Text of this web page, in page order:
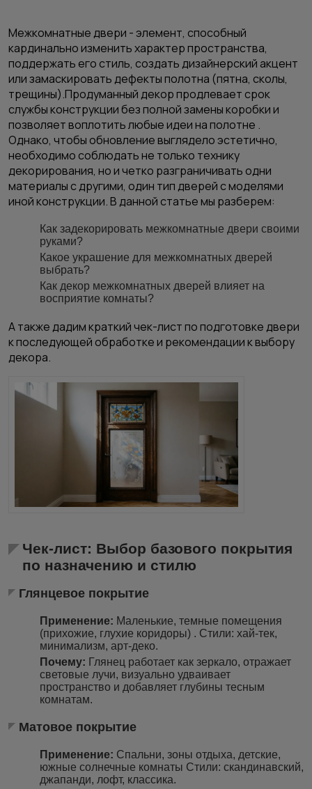
Межкомнатные двери - элемент, способный
кардинально изменить характер пространства,
поддержать его стиль, создать дизайнерский акцент
или замаскировать дефекты полотна (пятна, сколы,
трещины).Продуманный декор продлевает срок
службы конструкции без полной замены коробки и
позволяет воплотить любые идеи на полотне .
Однако, чтобы обновление выглядело эстетично,
необходимо соблюдать не только технику
декорирования, но и четко разграничивать одни
материалы с другими, один тип дверей с моделями
иной конструкции. В данной статье мы разберем:
Как задекорировать межкомнатные двери своими
руками?
Какое украшение для межкомнатных дверей
выбрать?
Как декор межкомнатных дверей влияет на
восприятие комнаты?
А также дадим краткий чек-лист по подготовке двери
к последующей обработке и рекомендации к выбору
декора.
Чек-лист: Выбор базового покрытия
по назначению и стилю
Глянцевое покрытие
Применение: Маленькие, темные помещения
(прихожие, глухие коридоры) . Стили: хай-тек,
минимализм, арт-деко.
Почему: Глянец работает как зеркало, отражает
световые лучи, визуально удваивает
пространство и добавляет глубины тесным
комнатам.
Матовое покрытие
Применение: Спальни, зоны отдыха, детские,
южные солнечные комнаты Стили: скандинавский,
джапанди, лофт, классика.